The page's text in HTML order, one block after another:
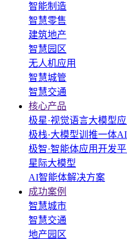
智能制造
智慧零售
建筑地产
智慧园区
无人机应用
智慧城管
智慧交通
核心产品
极星·视觉语言大模型
极栈·大模型训推一体
极智·智能体应用开发
星际大模型
AI智能体解决方案
成功案例
智慧城市
智慧交通
地产园区